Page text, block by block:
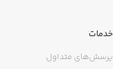
خدمات
پرسش‌های متداول